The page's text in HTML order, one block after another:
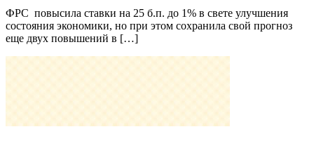
ФРС повыcила ставки на 25 б.п. до 1% в свете улучшения
состояния экономики, но при этом сохранила свой прогноз
еще двух повышений в […]